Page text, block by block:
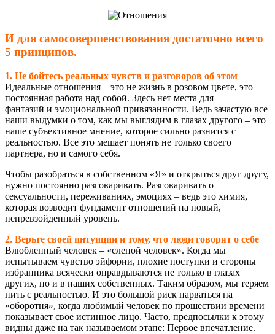
И для самосовершенствования достаточно всего
5 принципов.
1. Не бойтесь реальных чувств и разговоров об этом
Идеальные отношения – это не жизнь в розовом цвете, это
постоянная работа над собой. Здесь нет места для
фантазий и эмоциональной привязанности. Ведь зачастую все
наши выдумки о том, как мы выглядим в глазах другого – это
наше субъективное мнение, которое сильно разнится с
реальностью. Все это мешает понять не только своего
партнера, но и самого себя.
Чтобы разобраться в собственном «Я» и открыться друг другу,
нужно постоянно разговаривать. Разговаривать о
сексуальности, переживаниях, эмоциях – ведь это химия,
которая возводит фундамент отношений на новый,
непревзойденный уровень.
2. Верьте своей интуиции и тому, что люди говорят о себе
Влюбленный человек – «слепой человек». Когда мы
испытываем чувство эйфории, плохие поступки и стороны
избранника всячески оправдываются не только в глазах
других, но и в наших собственных. Таким образом, мы теряем
нить с реальностью. И это большой риск нарваться на
«оборотня», когда любимый человек по прошествии времени
показывает свое истинное лицо. Часто, предпосылки к этому
видны даже на так называемом этапе: Первое впечатление.